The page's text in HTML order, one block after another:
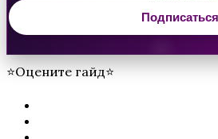
Бюро Параллельных Миров. Том 2
Подписаться
⭐Оцените гайд⭐